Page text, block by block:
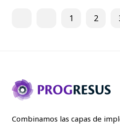
1 2
Combinamos las capas de